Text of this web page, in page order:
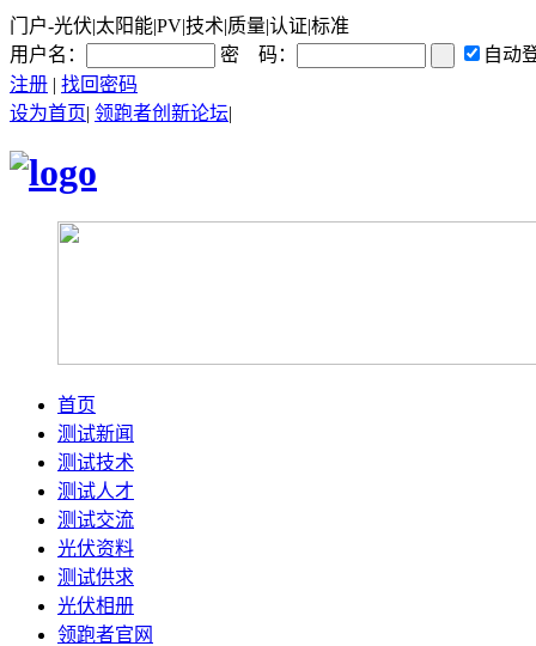
门户-光伏|太阳能|PV|技术|质量|认证|标准
用户名：
密 码：
自动
注册 | 找回密码
设为首页| 领跑者创新论坛|
首页
测试新闻
测试技术
测试人才
测试交流
光伏资料
测试供求
光伏相册
领跑者官网